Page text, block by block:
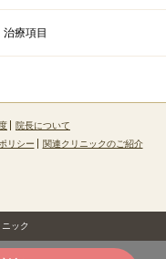
治療項目
院長について
リシー 関連クリニックのご紹介
ック